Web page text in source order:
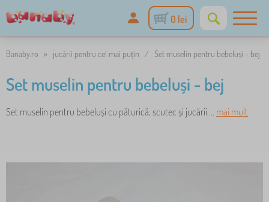
0 lei
Banaby.ro » jucării pentru cel mai puțin / Set muselin pentru bebeluși - bej
Set muselin pentru bebeluși - bej
Set muselin pentru bebeluși cu păturică, scutec și jucării. .. mai mult